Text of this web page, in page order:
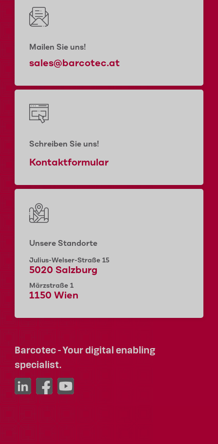
Mailen Sie uns!
sales@barcotec.at
Schreiben Sie uns!
Kontaktformular
Unsere Standorte
Julius-Welser-Straße 15
5020 Salzburg
Märzstraße 1
1150 Wien
Barcotec - Your digital enabling
specialist.